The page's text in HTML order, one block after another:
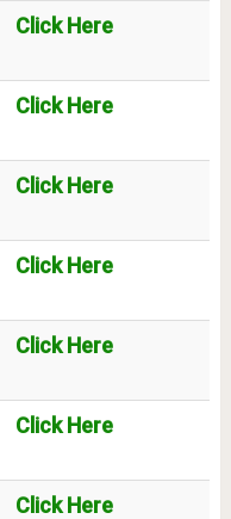
Click Here
Click Here
Click Here
Click Here
Click Here
Click Here
Click Here